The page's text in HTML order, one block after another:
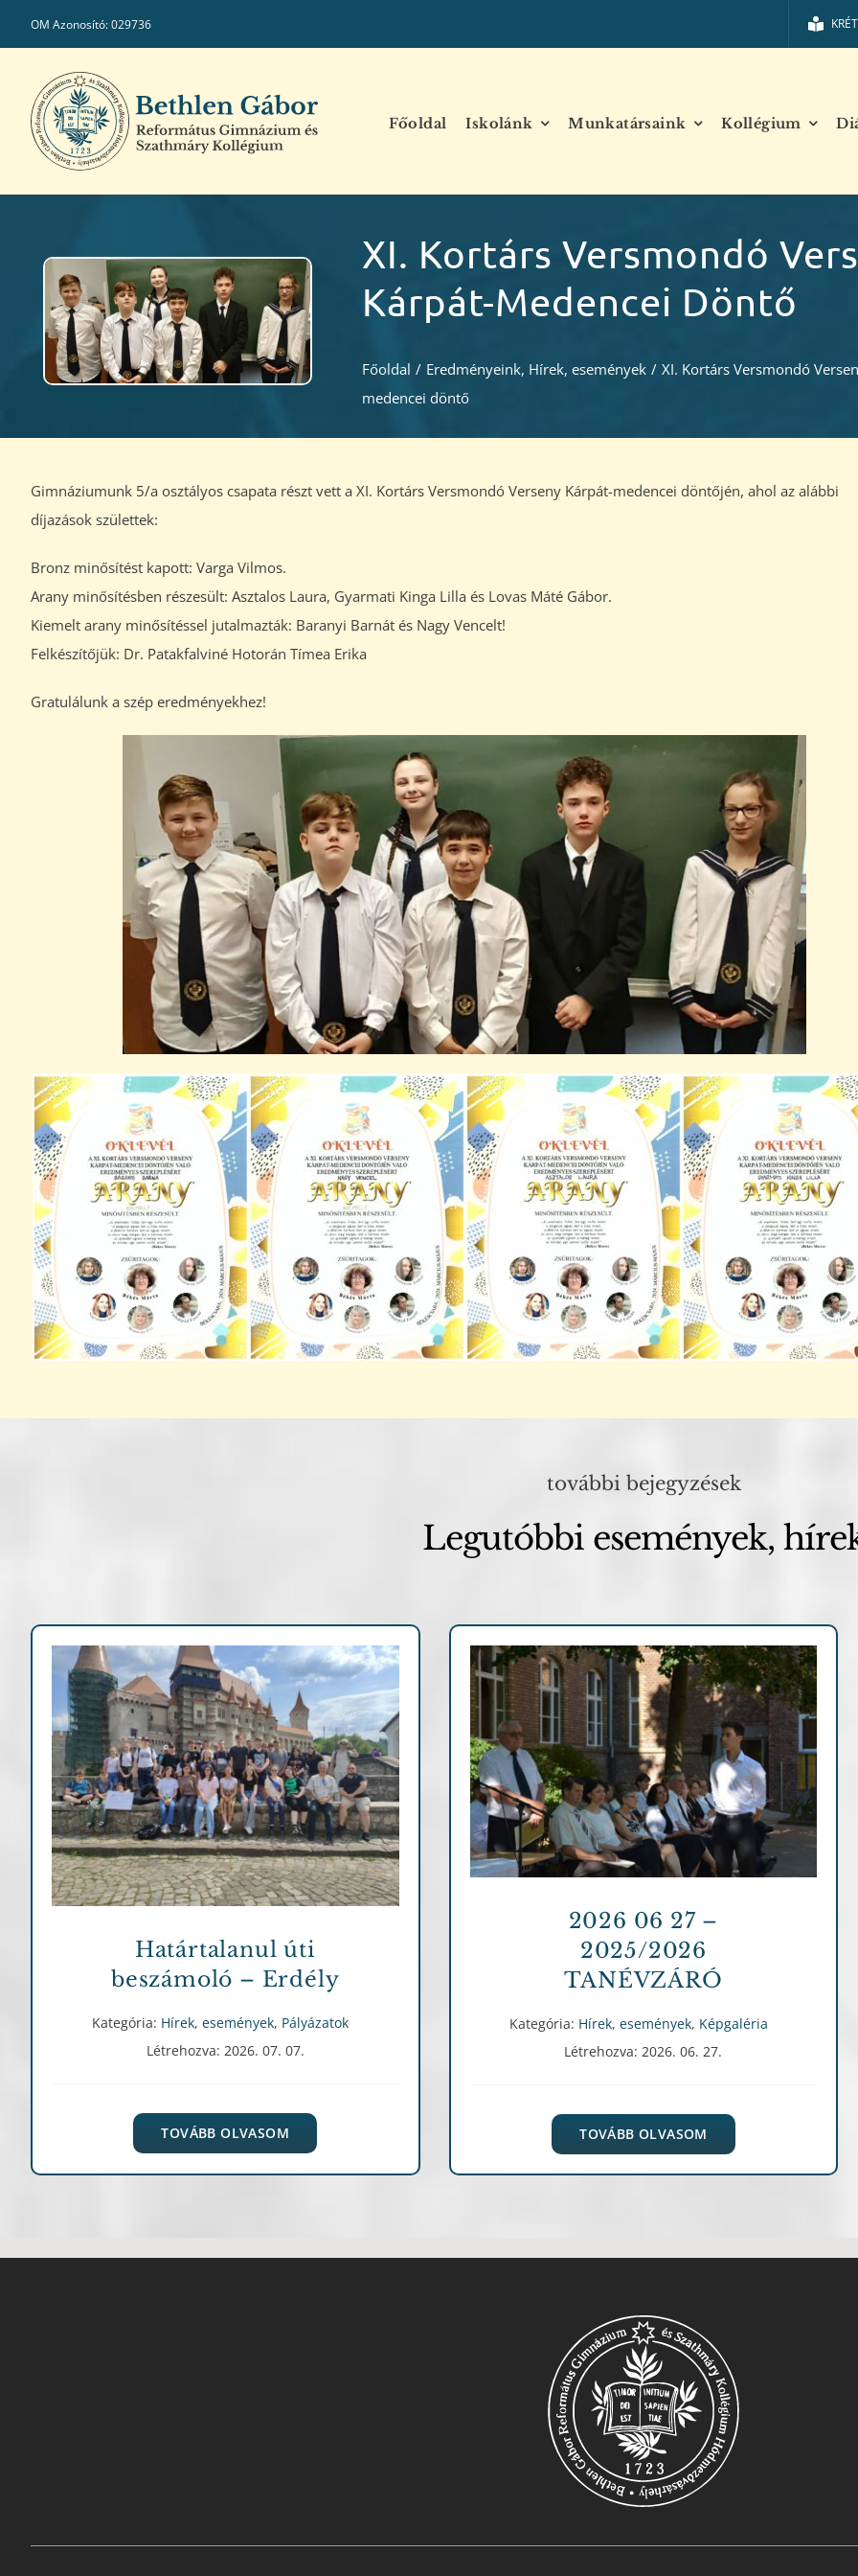
OM Azonosító: 029736
Főoldal Iskolánk Munkatársaink Kollégium
XI. Kortárs Versmondó
Kárpát-Medencei Döntő
Főoldal / Eredményeink, Hírek, események / XI. Kortárs Versmondó
medencei döntő
Gimnáziumunk 5/a osztályos csapata részt vett a XI. Kortárs Versmondó Verseny Kárpát-medencei döntőjén, ahol az alábbi
díjazások születtek:
Bronz minősítést kapott: Varga Vilmos.
Arany minősítésben részesült: Asztalos Laura, Gyarmati Kinga Lilla és Lovas Máté Gábor.
Kiemelt arany minősítéssel jutalmazták: Baranyi Barnát és Nagy Vencelt!
Felkészítőjük: Dr. Patakfalviné Hotorán Tímea Erika
Gratulálunk a szép eredményekhez!
további bejegyzések
Legutóbbi események,
Hírek, események Pályázatok
Határtalanul úti
beszámoló – Erdély
Kategória: Hírek, események, Pályázatok
Létrehozva: 2026. 07. 07.
TOVÁBB OLVASOM
Hírek, események Képgaléria
2026 06 27 –
2025/2026
TANÉVZÁRÓ
Kategória: Hírek, események, Képgaléria
Létrehozva: 2026. 06. 27.
TOVÁBB OLVASOM